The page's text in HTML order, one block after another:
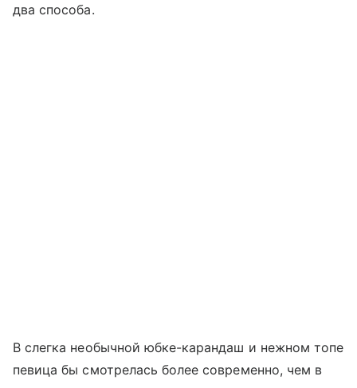
два способа.
В слегка необычной юбке-карандаш и нежном топе
певица бы смотрелась более современно, чем в